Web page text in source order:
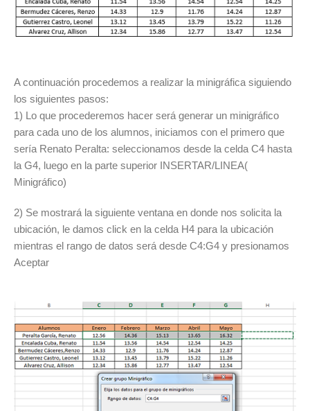
A continuación procedemos a realizar la minigráfica siguiendo
los siguientes pasos:
1) Lo que procederemos hacer será generar un minigráfico
para cada uno de los alumnos, iniciamos con el primero que
sería Renato Peralta: seleccionamos desde la celda C4 hasta
la G4, luego en la parte superior INSERTAR/LINEA(
Minigráfico)
2) Se mostrará la siguiente ventana en donde nos solicita la
ubicación, le damos click en la celda H4 para la ubicación
mientras el rango de datos será desde C4:G4 y presionamos
Aceptar